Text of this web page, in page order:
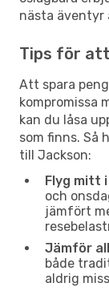
nästa äventyr
Tips för
Att spara
kompromissa
kan du låsa
som finns. Så
till Jackson:
Flyg mitt
och
jämfört
Jämför
både
aldrig